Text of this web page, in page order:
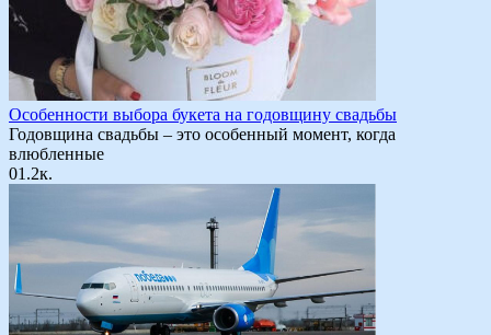
Особенности выбора букета на годовщину свадьбы
Годовщина свадьбы – это особенный момент, когда
влюбленные
01.2к.